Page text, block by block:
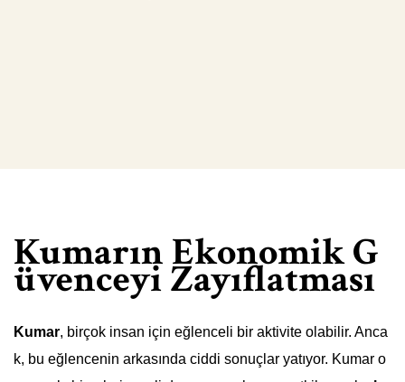
Kumarın Ekonomik G
üvenceyi Zayıflatması
Kumar, birçok insan için eğlenceli bir aktivite olabilir. Anca
k, bu eğlencenin arkasında ciddi sonuçlar yatıyor. Kumar o